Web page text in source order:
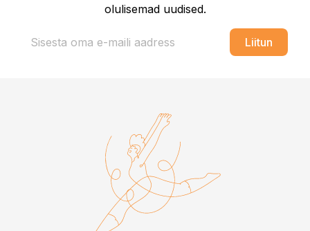
olulisemad uudised.
Liitun